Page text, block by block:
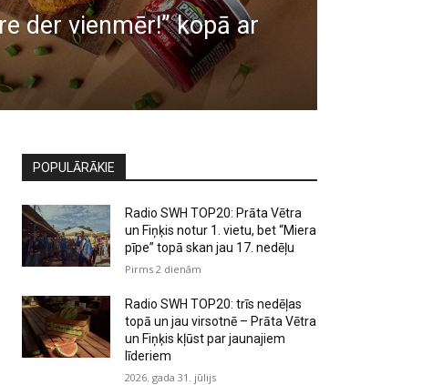
der vienmēr!” kopā ar
POPULĀRĀKIE
Radio SWH TOP20: Prāta Vētra
un Fiņķis notur 1. vietu, bet “Miera
pīpe” topā skan jau 17. nedēļu
Pirms 2 dienām
Radio SWH TOP20: trīs nedēļas
topā un jau virsotnē – Prāta Vētra
un Fiņķis kļūst par jaunajiem
līderiem
2026. gada 31. jūlijs